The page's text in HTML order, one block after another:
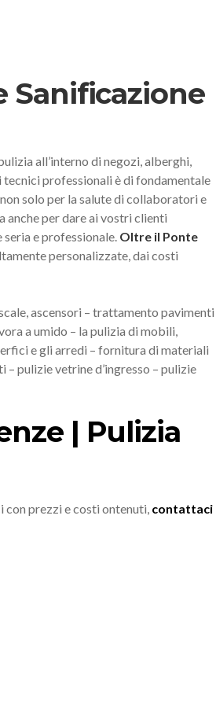
Sanificazione
pulizia all’interno di negozi, alberghi,
professionali è di fondamentale
solo per la salute di collaboratori e
anche per dare ai vostri clienti
seria e professionale. Oltre il Ponte
personalizzate, dai costi
ascensori – trattamento pavimenti
a umido – la pulizia di mobili,
e gli arredi – fornitura di materiali
pulizie vetrine d’ingresso – pulizie
| Pulizia
con prezzi e costi ontenuti, contattaci